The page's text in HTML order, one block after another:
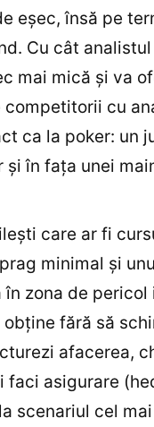
eşec, însă pe
Cu cât
mai mică şi va
cu
ca la poker: un
şi în faţa unei
care ar fi
minimal şi
în zona de
fără să
afacerea,
faci asigurare
scenariul cel